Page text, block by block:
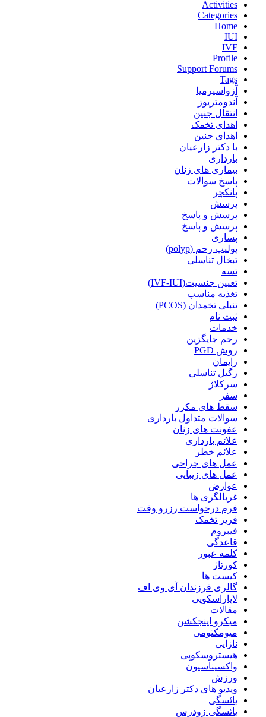
Activities
Categories
Home
IUI
IVF
Profile
Support Forums
Tags
آزواسپرمیا
آندومتریوز
انتقال جنین
اهدای تخمک
اهدای جنین
با دکتر زارعیان
بارداری
بیماری های زنان
پاسخ سوالات
پانکچر
پرسش
پرسش و پاسخ
پرسش و پاسخ
پساری
پولیپ رحم (polyp)
تبخال تناسلی
تسه
تعیین جنسیت(IVF-IUI)
تغذیه مناسب
تنبلی تخمدان (PCOS)
ثبت نام
خدمات
رحم جایگزین
روش PGD
زایمان
زگیل تناسلی
سرکلاژ
سفر
سقط های مکرر
سوالات متداول بارداری
عفونت های زنان
علائم بارداری
علائم خطر
عمل های جراحی
عمل های زیبایی
عوارض
غربالگری ها
فرم درخواست رزرو وقت
فریز تخمک
فیبروم
قاعدگی
کلمه عبور
کورتاژ
کیست ها
گالری فرزندان آی وی اف
لاپاراسکوپی
مقالات
میکرو اینجکشن
میومکتومی
نازایی
هیستروسکوپی
واکسیناسیون
ورزش
ویدیو های دکتر زارعیان
یائسگی
یائسگی زودرس